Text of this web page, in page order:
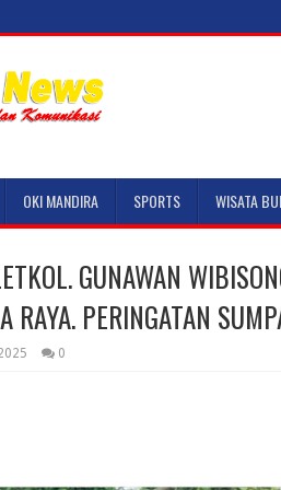
OKI MANDIRA SPORTS WISATA
GUNAWAN
RAYA. PERINGATAN
0